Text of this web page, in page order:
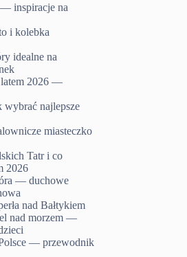
inspiracje na
i kolebka
idealne na
latem 2026 —
najlepsze
miasteczko
Tatr i co
2026
— duchowe
nad Bałtykiem
nad morzem —
— przewodnik